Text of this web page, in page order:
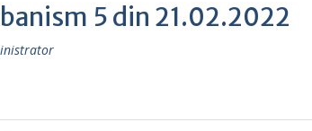
5 din 21.02.2022